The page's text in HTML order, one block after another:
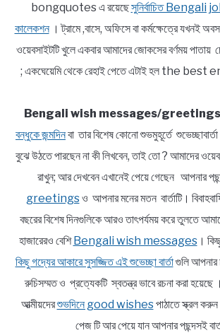
bongquotes এ রয়েছেসুনির্বাচিত Bengali
কালেকশন। ট্রামে ,বাসে, অফিসে বা কর্মক্ষেত্রে যখনই
ওয়েবসাইটটি খুলে একবার আমাদের জোকসের বর্ণময় পাতায়
; একঘেয়েমি থেকে রেহাই পেতে এটাই হল the
Bengali wish messages/greetings
বন্ধুকে জন্মদিনবা তার বিশেষ কোনো শুভমুহূর্তে
বুঝে উঠতে পারছেন না কী লিখবেন, তাই তো ? আমাদের
রাখুন; আর দেখবেন এখানেই পেয়ে গেছেন আপনার
greetingsও আপনার মনের মতন বার্তাটি।
বছরের বিশেষ দিনগুলিকে আরও তাৎপর্যময় করে তুলতে
হাজারেরও বেশিBengali wish messages।
কিছু গদ্যের আকারে সুসজ্জিত এই শুভেচ্ছা বার্তাগুলি আপনার
রুচিসম্মত ও প্রত্যেকটি স্বতন্ত্র ভাবে রচনা করা
আত্মীয়দেরশুভদিনে good wishesপাঠাতে স্ক্রল
পেজ টি আর পেয়ে যান আপনার পছন্দসই